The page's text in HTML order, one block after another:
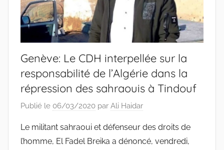
Genève: Le CDH interpellée sur la
responsabilité de l’Algérie dans la
répression des sahraouis à Tindouf
Publié le 06/03/2020 par Ali Haidar
Le militant sahraoui et défenseur des droits de
l’homme, El Fadel Breika a dénoncé, vendredi,